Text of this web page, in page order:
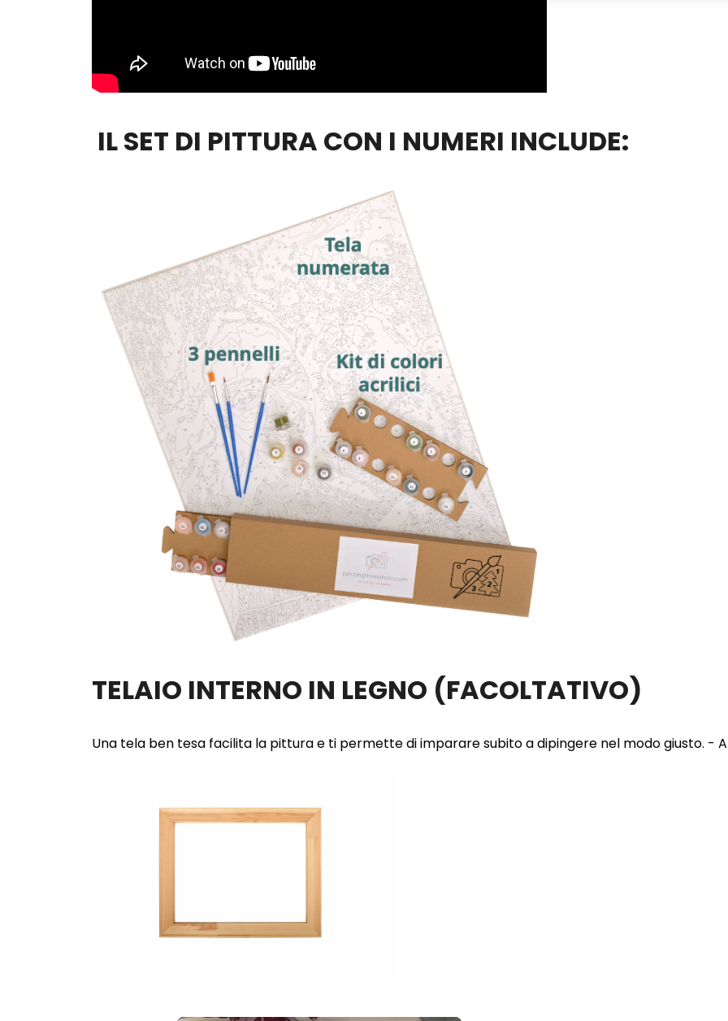
IL SET DI PITTURA CON I NUMERI INCLUDE:
TELAIO INTERNO IN LEGNO (FACOLTATIVO)
Una tela ben tesa facilita la pittura e ti permette di imparare subito a dipingere nel modo giusto.